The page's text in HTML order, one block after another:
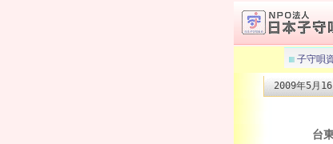
子守唄
2009年5月
台